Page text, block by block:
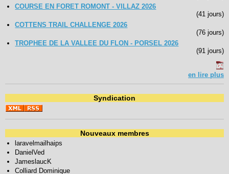
COURSE EN FORET ROMONT - VILLAZ 2026
(41 jours)
COTTENS TRAIL CHALLENGE 2026
(76 jours)
TROPHEE DE LA VALLEE DU FLON - PORSEL 2026
(91 jours)
en lire plus
Syndication
Nouveaux membres
laravelmailhaips
DanielVed
JameslaucK
Colliard Dominique